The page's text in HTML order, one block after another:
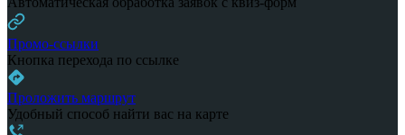
Промо-ссылки
Кнопка перехода по ссылке
Проложить маршрут
Удобный способ найти вас на карте